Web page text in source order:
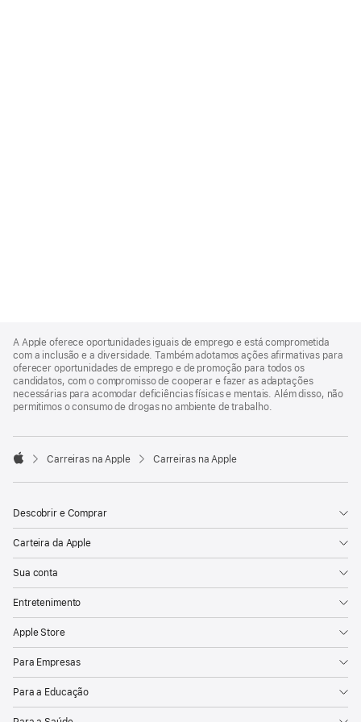
Footer
A Apple oferece oportunidades iguais de emprego e está comprometida
com a inclusão e a diversidade. Também adotamos ações afirmativas para
oferecer oportunidades de emprego e de promoção para todos os
candidatos, com o compromisso de cooperar e fazer as adaptações
necessárias para acomodar deficiências físicas e mentais. Além disso, não
permitimos o consumo de drogas no ambiente de trabalho.

Carreiras na Apple Carreiras na Apple
Descobrir e Comprar
Carteira da Apple
Sua conta
Entretenimento
Apple Store
Para Empresas
Para a Educação